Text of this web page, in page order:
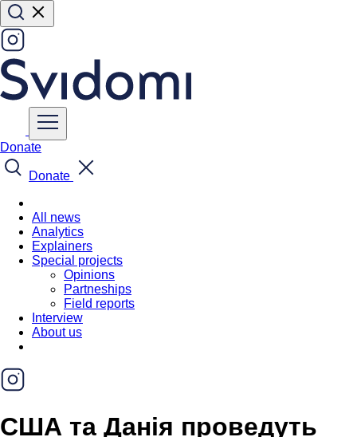
Donate
Donate
All news
Analytics
Explainers
Special projects
Opinions
Partneships
Field reports
Interview
About us
США та Данія проведуть